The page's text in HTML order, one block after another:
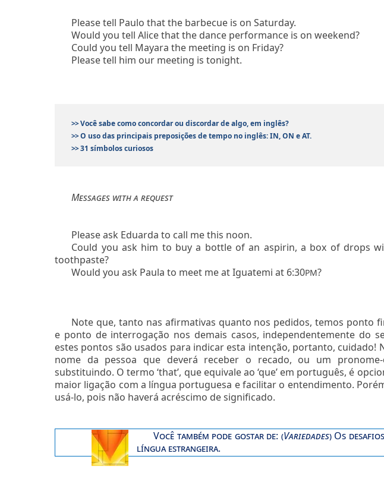
Please tell Paulo that the barbecue is on Saturday.
Would you tell Alice that the dance performance is on weekend?
Could you tell Mayara the meeting is on Friday?
Please tell him our meeting is tonight.
>>Você sabe como concordar ou discordar de algo, em inglês?
>>O uso das principais preposições de tempo no inglês: IN, ON e AT.
>>31 símbolos curiosos
Messages with a request
Please ask Eduarda to call me this noon.
Could you ask him to buy a bottle of an aspirin, a box of drops
toothpaste?
Would you ask Paula to meet me at Iguatemi at 6:30PM?
Note que, tanto nas afirmativas quanto nos pedidos, temos ponto
e ponto de interrogação nos demais casos, independentemente do
estes pontos são usados para indicar esta intenção, portanto, cuidado!
nome da pessoa que deverá receber o recado, ou um
substituindo. O termo ‘that’, que equivale ao ‘que’ em português, é
maior ligação com a língua portuguesa e facilitar o entendimento.
usá-lo, pois não haverá acréscimo de significado.
Você também pode gostar de: (Variedades) Os
língua estrangeira.